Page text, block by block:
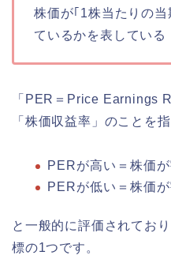
株価が｢1株当たりの
ているかを表している
「PER＝Price Earnings
「株価収益率」のことを指
PERが高い＝株価
PERが低い＝株価
と一般的に評価されてお
標の1つです。